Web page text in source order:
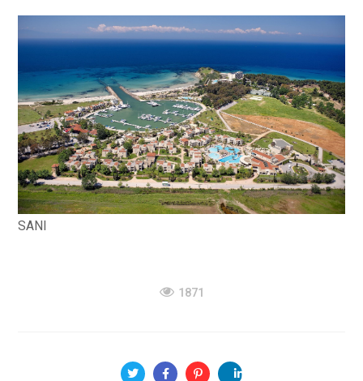
SANI
1871